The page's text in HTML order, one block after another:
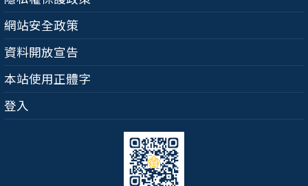
網站安全政策
資料開放宣告
本站使用正體字
登入